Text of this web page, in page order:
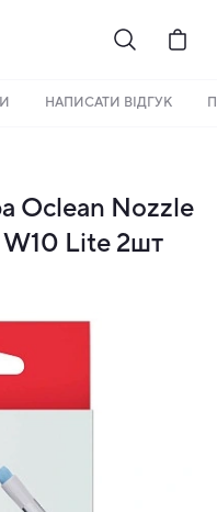
НАПИСАТИ ВІДГУК
Oclean Nozzle
Lite 2шт